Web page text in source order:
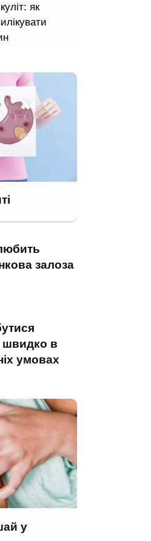
як
залоза
швидко в
умовах
у